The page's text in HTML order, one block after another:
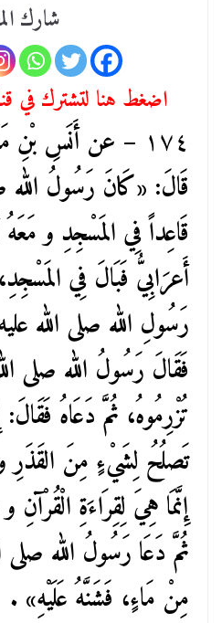
شارك
اضغط هنا لتشترك في
١٧٤ – عن أَنَسِ بْنِ
قَالَ: «كَانَ رَسُولُ الله
قَاعِداً فِي المَسْجِدِ و
أَعرَابِيُّ فَبَالَ فِي
رَسُولِ الله صلى الله
فَقَالَ رَسُولُ الله صلى
تُزْرِمُوهُ، ثُمَّ دَعَاهُ
تَصلُحُ لِشَيْءٍ مِنَ القَذَرِ
إِنَّمَا هِيَ لِقِرَاءَةِ الْقُرْآنِ
ثُمَّ دَعَا رَسُولُ الله صلى
مِنْ مَاءٍ، فَشَنَّهُ عَلَيْهِ» .